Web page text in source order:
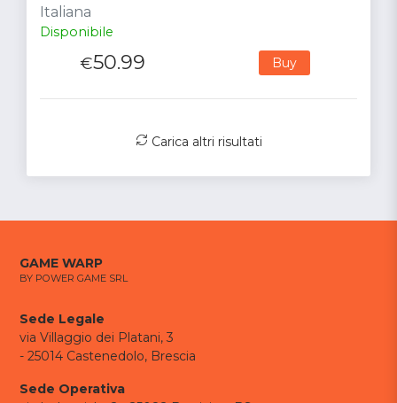
Italiana
Disponibile
€50.99 Buy
Carica altri risultati
GAME WARP
BY POWER GAME SRL
Sede Legale
via Villaggio dei Platani, 3
- 25014 Castenedolo, Brescia
Sede Operativa